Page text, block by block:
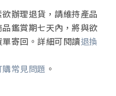
不是無限久的），反而是
廣義相對論的公式，就知
始（俗稱「宇宙大爆
我們對宇宙的存在有了一
的水是怎麼沸騰的：分子
能告訴我們這壺水為什麼
辦理退貨，請維持產品
鑑賞期七天內，將與欲
寄回。詳細可閱讀退換
常見問題 。